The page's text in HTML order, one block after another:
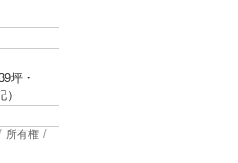
坪・
所有権